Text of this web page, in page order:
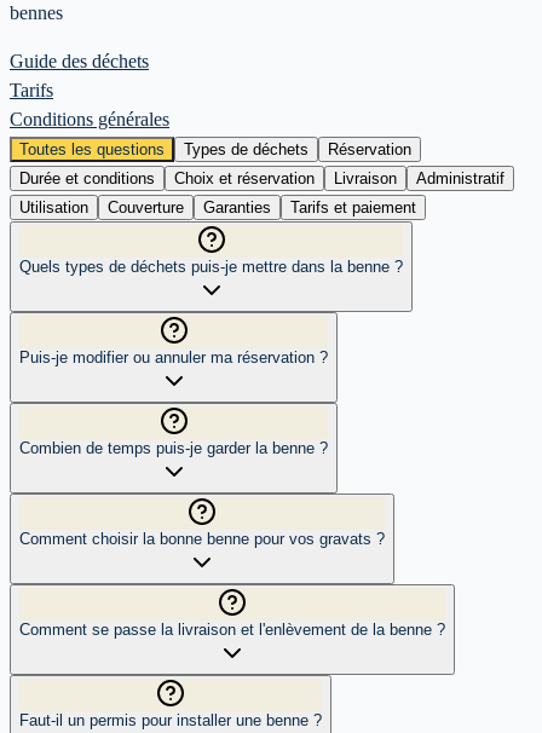
bennes
Guide des déchets
Tarifs
Conditions générales
Toutes les questions Types de déchets
Réservation
Durée et conditions
Choix et réservation Livraison
Administratif
Utilisation
Couverture Garanties Tarifs et paiement
Quels types de déchets puis-je mettre dans la benne ?
Puis-je modifier ou annuler ma réservation ?
Combien de temps puis-je garder la benne ?
Comment choisir la bonne benne pour vos gravats ?
Comment se passe la livraison et l'enlèvement de la benne ?
Faut-il un permis pour installer une benne ?